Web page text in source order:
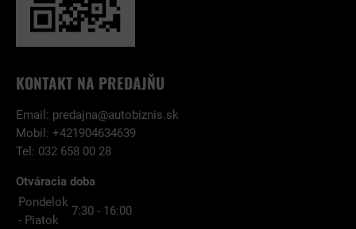
KONTAKT NA PREDAJŇU
Email: predajna@autobiznis.sk
Mobil: +421904634639
Tel: 032 658 00 28
Otváracia doba
Pondelok
- Piatok
7:30 - 16:00